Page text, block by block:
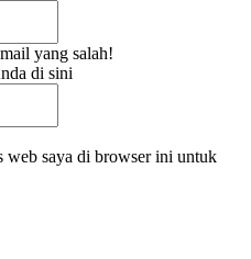
yang salah!
di sini
web saya di browser ini untuk